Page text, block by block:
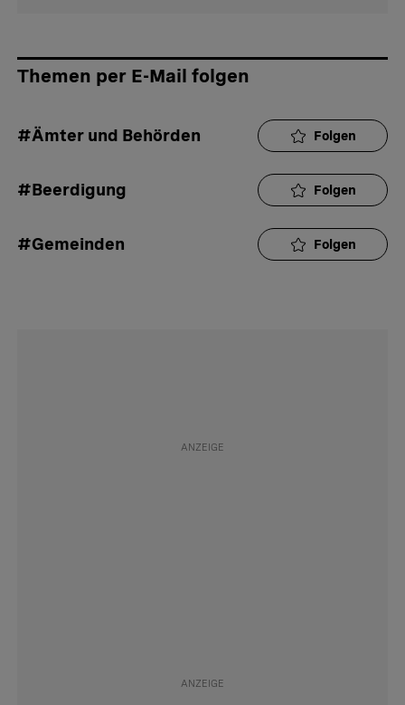
Themen per E-Mail folgen
#Ämter und Behörden Folgen
#Beerdigung Folgen
#Gemeinden Folgen